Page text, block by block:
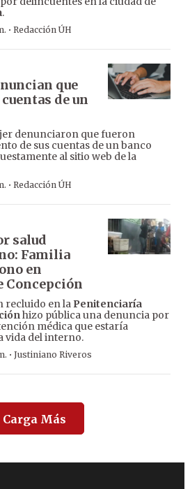
.
· Redacción ÚH
que
de un
denunciaron que fueron
de sus cuentas de un banco
al sitio web de la
· Redacción ÚH
salud
Familia
en
Concepción
recluido en la Penitenciaría
hizo pública una denuncia por
médica que estaría
vida del interno.
· Justiniano Riveros
Carga Más